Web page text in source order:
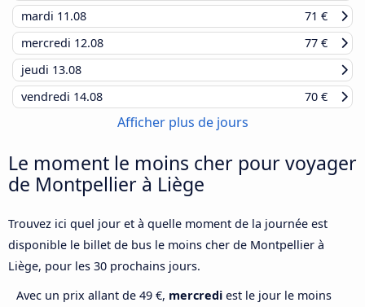
mardi 11.08
71 €
mercredi 12.08
77 €
jeudi 13.08
vendredi 14.08 70 €
Afficher plus de jours
Le moment le moins cher pour voyager
de Montpellier à Liège
Trouvez ici quel jour et à quelle moment de la journée est
disponible le billet de bus le moins cher de Montpellier à
Liège, pour les 30 prochains jours.
Avec un prix allant de 49 €, mercredi est le jour le moins